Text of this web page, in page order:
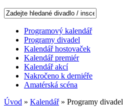
Programový kalendář
Programy divadel
Kalendář hostovaček
Kalendář premiér
Kalendář akcí
Nakročeno k derniéře
Amatérská scéna
Úvod » Kalendář» Programy divadel